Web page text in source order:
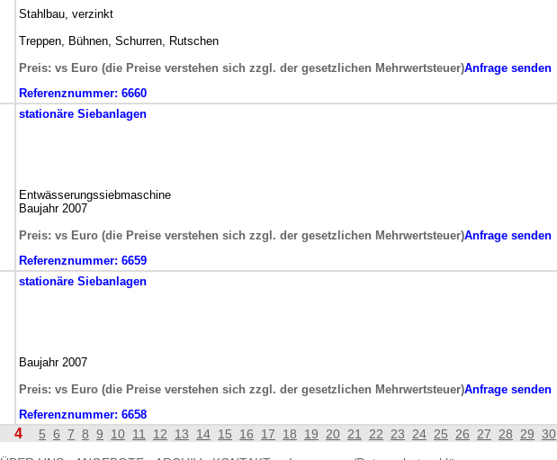
Stahlbau, verzinkt
Treppen, Bühnen, Schurren, Rutschen
Preis: vs Euro (die Preise verstehen sich zzgl. der gesetzlichen Mehrwertsteuer)Anfrage senden
Referenznummer: 6660
stationäre Siebanlagen
Entwässerungssiebmaschine
Baujahr 2007
Preis: vs Euro (die Preise verstehen sich zzgl. der gesetzlichen Mehrwertsteuer)Anfrage senden
Referenznummer: 6659
stationäre Siebanlagen
Baujahr 2007
Preis: vs Euro (die Preise verstehen sich zzgl. der gesetzlichen Mehrwertsteuer)Anfrage senden
Referenznummer: 6658
4 5 6 7 8 9 10 11 12 13 14 15 16 17 18 19 20 21 22 23 24 25 26 27 28 29 30